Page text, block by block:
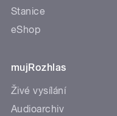
Stanice
eShop
mujRozhlas
Živé vysílání
Audioarchiv